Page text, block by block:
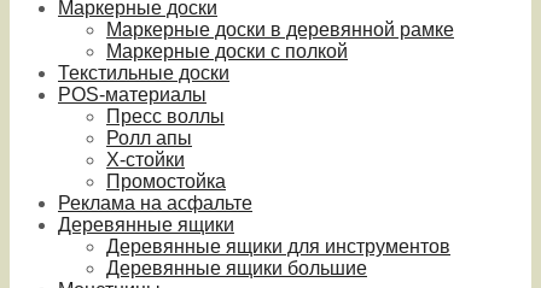
Маркерные доски
Маркерные доски в деревянной рамке
Маркерные доски с полкой
Текстильные доски
POS-материалы
Пресс воллы
Ролл апы
Х-стойки
Промостойка
Реклама на асфальте
Деревянные ящики
Деревянные ящики для инструментов
Деревянные ящики большие